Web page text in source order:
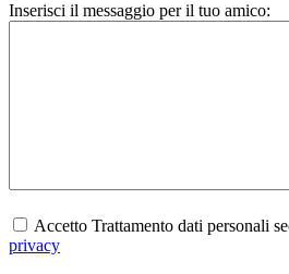
Inserisci il messaggio per il tuo amico:
Accetto Trattamento dati personali
privacy